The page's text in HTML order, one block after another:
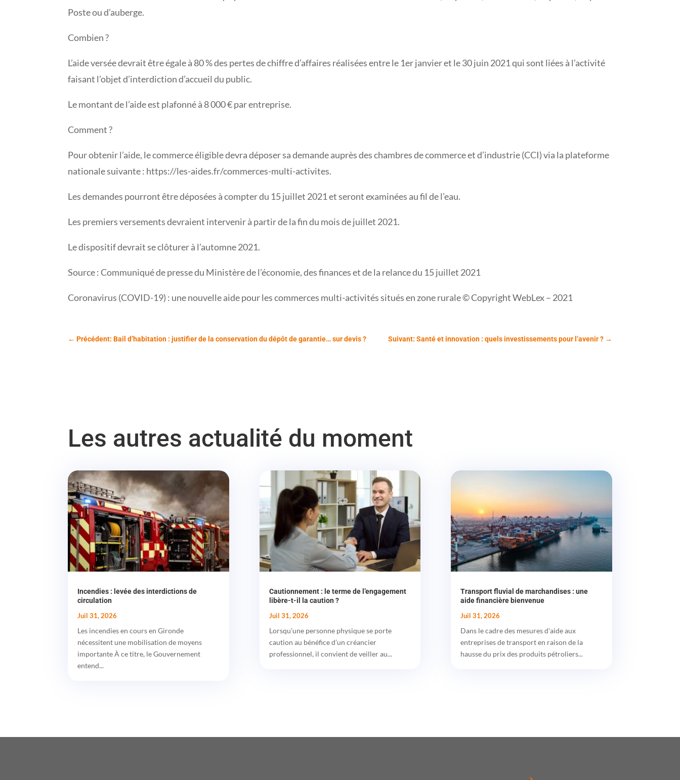
Poste ou d’auberge.
Combien ?
L’aide versée devrait être égale à 80 % des pertes de chiffre d’affaires réalisées entre le 1er janvier et le 30 juin 2021 qui sont liées à l’activité
faisant l’objet d’interdiction d’accueil du public.
Le montant de l’aide est plafonné à 8 000 € par entreprise.
Comment ?
Pour obtenir l’aide, le commerce éligible devra déposer sa demande auprès des chambres de commerce et d’industrie (CCI) via la plateforme
nationale suivante : https://les-aides.fr/commerces-multi-activites.
Les demandes pourront être déposées à compter du 15 juillet 2021 et seront examinées au fil de l’eau.
Les premiers versements devraient intervenir à partir de la fin du mois de juillet 2021.
Le dispositif devrait se clôturer à l’automne 2021.
Source : Communiqué de presse du Ministère de l’économie, des finances et de la relance du 15 juillet 2021
Coronavirus (COVID-19) : une nouvelle aide pour les commerces multi-activités situés en zone rurale © Copyright WebLex – 2021
←Précédent: Bail d’habitation : justifier de la conservation du dépôt de garantie… sur devis ? Suivant: Santé et innovation : quels investissements pour l’avenir ?→
Les autres actualité du moment
Incendies : levée des interdictions de
circulation
Juil 31, 2026
Les incendies en cours en Gironde
nécessitent une mobilisation de moyens
importante À ce titre, le Gouvernement
entend...
Cautionnement : le terme de l’engagement
libère-t-il la caution ?
Juil 31, 2026
Lorsqu’une personne physique se porte
caution au bénéfice d’un créancier
professionnel, il convient de veiller au...
Transport fluvial de marchandises : une
aide financière bienvenue
Juil 31, 2026
Dans le cadre des mesures d'aide aux
entreprises de transport en raison de la
hausse du prix des produits pétroliers...